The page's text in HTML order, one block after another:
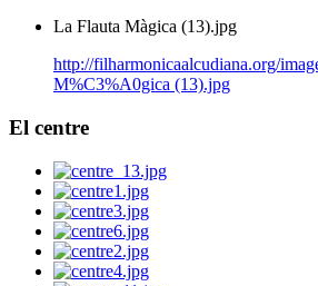
La Flauta Màgica (13).jpg
http://filharmonicaalcudiana.org/
M%C3%A0gica (13).jpg
El centre